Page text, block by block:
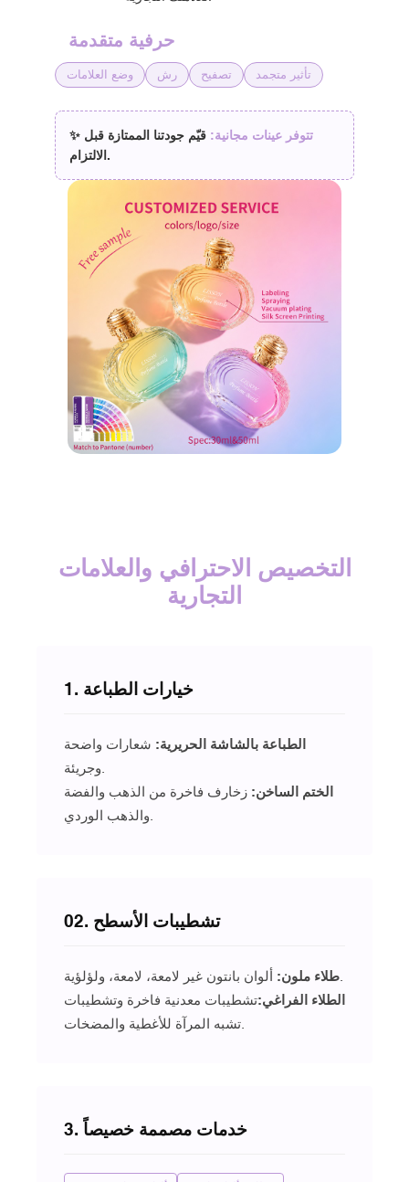
حرفية متقدمة
وضع العلامات رش تصفيح تأثير متجمد
✨ تتوفر عينات مجانية: قيّم جودتنا الممتازة قبل
الالتزام.
التخصيص الاحترافي والعلامات
التجارية
1. خيارات الطباعة
الطباعة بالشاشة الحريرية: شعارات واضحة
الختم الساخن: زخارف فاخرة من الذهب والفضة
02. تشطيبات الأسطح
طلاء ملون:
الطلاء الفراغي:تشطيبات معدنية فاخرة وتشطيبات
3. خدمات مصممة خصيصاً